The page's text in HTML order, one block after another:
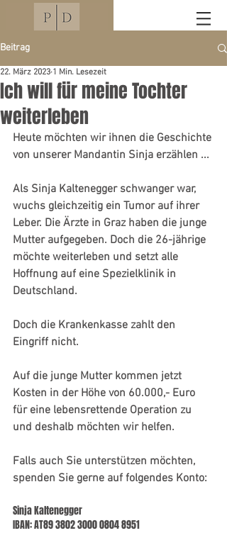
Beitrag
Ich will für meine Tochter
weiterleben
22. März 2023 1 Min. Lesezeit
Heute möchten wir ihnen die Geschichte
von unserer Mandantin Sinja erzählen ...
Als Sinja Kaltenegger schwanger war,
wuchs gleichzeitig ein Tumor auf ihrer
Leber. Die Ärzte in Graz haben die junge
Mutter aufgegeben. Doch die 26-jährige
möchte weiterleben und setzt alle
Hoffnung auf eine Spezielklinik in
Deutschland.
Doch die Krankenkasse zahlt den
Eingriff nicht.
Auf die junge Mutter kommen jetzt
Kosten in der Höhe von 60.000,- Euro
für eine lebensrettende Operation zu
und deshalb möchten wir helfen.
Falls auch Sie unterstützen möchten,
spenden Sie gerne auf folgendes Konto:
Sinja Kaltenegger
IBAN: AT89 3802 3000 0804 8951